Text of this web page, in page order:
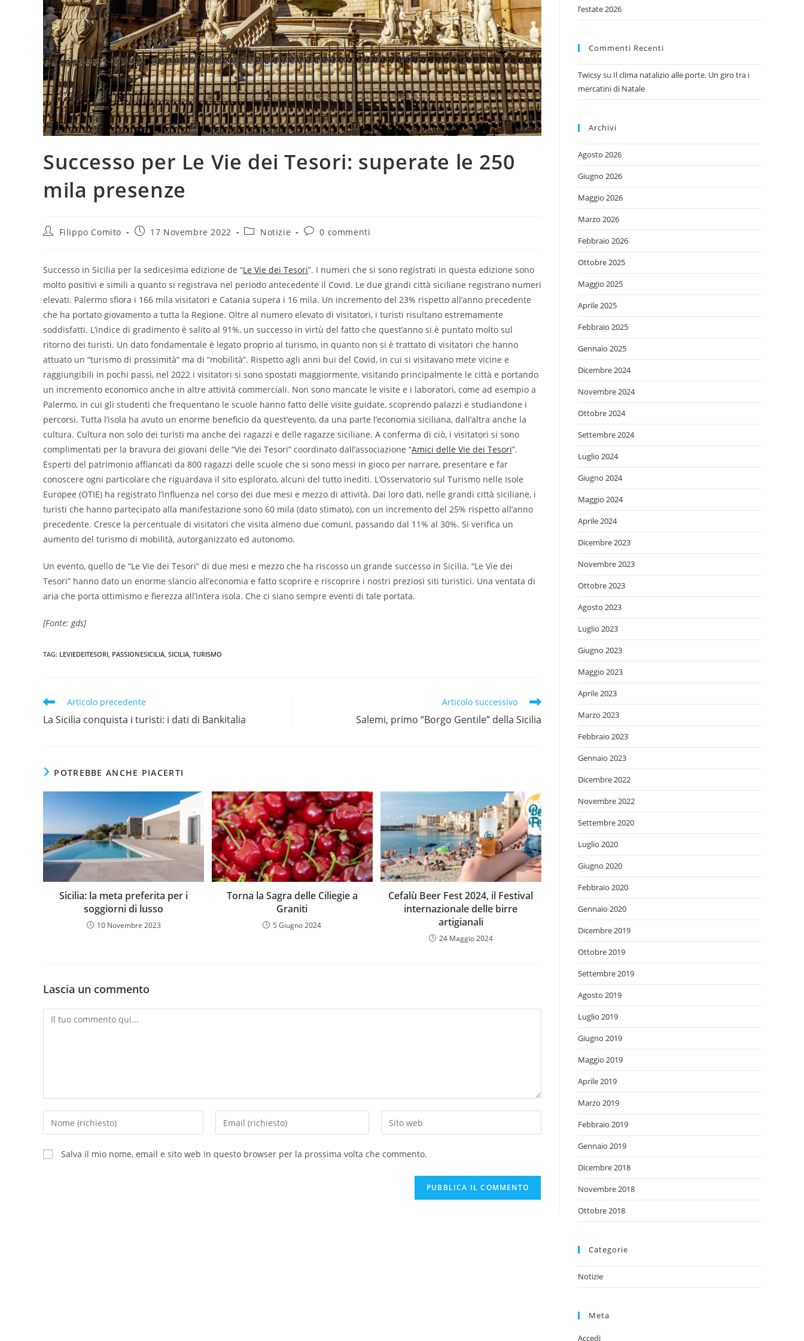
Successo per Le Vie dei Tesori: superate le 250
mila presenze
AutoreFilippo Comito
Articolo17 Novembre 2022
Categoria
Notizie
Commenti
0 commenti
Successo in Sicilia per la sedicesima edizione de “Le Vie dei Tesori”. I numeri che si sono registrati in questa edizione sono
molto positivi e simili a quanto si registrava nel periodo antecedente il Covid. Le due grandi città siciliane registrano numeri
elevati. Palermo sfiora i 166 mila visitatori e Catania supera i 16 mila. Un incremento del 23% rispetto all’anno precedente
che ha portato giovamento a tutta la Regione. Oltre al numero elevato di visitatori, i turisti risultano estremamente
soddisfatti. L’indice di gradimento è salito al 91%, un successo in virtù del fatto che quest’anno si è puntato molto sul
ritorno dei turisti. Un dato fondamentale è legato proprio al turismo, in quanto non si è trattato di visitatori che hanno
attuato un “turismo di prossimità” ma di “mobilità”. Rispetto agli anni bui del Covid, in cui si visitavano mete vicine e
raggiungibili in pochi passi, nel 2022 i visitatori si sono spostati maggiormente, visitando principalmente le città e portando
un incremento economico anche in altre attività commerciali. Non sono mancate le visite e i laboratori, come ad esempio a
Palermo, in cui gli studenti che frequentano le scuole hanno fatto delle visite guidate, scoprendo palazzi e studiandone i
percorsi. Tutta l’isola ha avuto un enorme beneficio da quest’evento, da una parte l’economia siciliana, dall’altra anche la
cultura. Cultura non solo dei turisti ma anche dei ragazzi e delle ragazze siciliane. A conferma di ciò, i visitatori si sono
complimentati per la bravura dei giovani delle “Vie dei Tesori” coordinato dall’associazione “Amici delle Vie dei Tesori”.
Esperti del patrimonio affiancati da 800 ragazzi delle scuole che si sono messi in gioco per narrare, presentare e far
conoscere ogni particolare che riguardava il sito esplorato, alcuni del tutto inediti. L’Osservatorio sul Turismo nelle Isole
Europee (OTIE) ha registrato l’influenza nel corso dei due mesi e mezzo di attività. Dai loro dati, nelle grandi città siciliane, i
turisti che hanno partecipato alla manifestazione sono 60 mila (dato stimato), con un incremento del 25% rispetto all’anno
precedente. Cresce la percentuale di visitatori che visita almeno due comuni, passando dal 11% al 30%. Si verifica un
aumento del turismo di mobilità, autorganizzato ed autonomo.
Un evento, quello de “Le Vie dei Tesori” di due mesi e mezzo che ha riscosso un grande successo in Sicilia. “Le Vie dei
Tesori” hanno dato un enorme slancio all’economia e fatto scoprire e riscoprire i nostri preziosi siti turistici. Una ventata di
aria che porta ottimismo e fierezza all’intera isola. Che ci siano sempre eventi di tale portata.
[Fonte: gds]
TAG: LEVIEDEITESORI PASSIONESICILIA SICILIA TURISMO
Leggi
articoli
Articolo precedente
La Sicilia conquista i turisti: i dati di Bankitalia
Articolo successivo
Salemi, primo “Borgo Gentile” della Sicilia
POTREBBE ANCHE PIACERTI
Sicilia: la meta preferita per i
soggiorni di lusso
10 Novembre 2023
Torna la Sagra delle Ciliegie a
Graniti
5 Giugno 2024
Cefalù Beer Fest 2024, il Festival
internazionale delle birre
artigianali
24 Maggio 2024
Lascia un commento
Commento
Inserisci
il
tuo
nome
Inserisci
il
indirizzo
Inserisci
l'URL
Salva il mio nome, email e sito web in questo browser per la prossima volta che commento.
l’estate 2026
Commenti Recenti
Twicsysu Il clima natalizio alle porte. Un giro tra i
mercatini di Natale
Archivi
Agosto 2026
Giugno 2026
Maggio 2026
Marzo 2026
Febbraio 2026
Ottobre 2025
Maggio 2025
Aprile 2025
Febbraio 2025
Gennaio 2025
Dicembre 2024
Novembre 2024
Ottobre 2024
Settembre 2024
Luglio 2024
Giugno 2024
Maggio 2024
Aprile 2024
Dicembre 2023
Novembre 2023
Ottobre 2023
Agosto 2023
Luglio 2023
Giugno 2023
Maggio 2023
Aprile 2023
Marzo 2023
Febbraio 2023
Gennaio 2023
Dicembre 2022
Novembre 2022
Settembre 2020
Luglio 2020
Giugno 2020
Febbraio 2020
Gennaio 2020
Dicembre 2019
Ottobre 2019
Settembre 2019
Agosto 2019
Luglio 2019
Giugno 2019
Maggio 2019
Aprile 2019
Marzo 2019
Febbraio 2019
Gennaio 2019
Dicembre 2018
Novembre 2018
Ottobre 2018
Categorie
Notizie
Meta
Accedi